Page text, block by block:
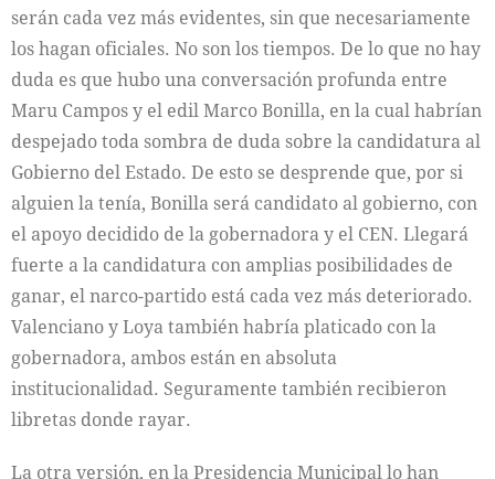
serán cada vez más evidentes, sin que necesariamente
los hagan oficiales. No son los tiempos. De lo que no hay
duda es que hubo una conversación profunda entre
Maru Campos y el edil Marco Bonilla, en la cual habrían
despejado toda sombra de duda sobre la candidatura al
Gobierno del Estado. De esto se desprende que, por si
alguien la tenía, Bonilla será candidato al gobierno, con
el apoyo decidido de la gobernadora y el CEN. Llegará
fuerte a la candidatura con amplias posibilidades de
ganar, el narco-partido está cada vez más deteriorado.
Valenciano y Loya también habría platicado con la
gobernadora, ambos están en absoluta
institucionalidad. Seguramente también recibieron
libretas donde rayar.
La otra versión, en la Presidencia Municipal lo han